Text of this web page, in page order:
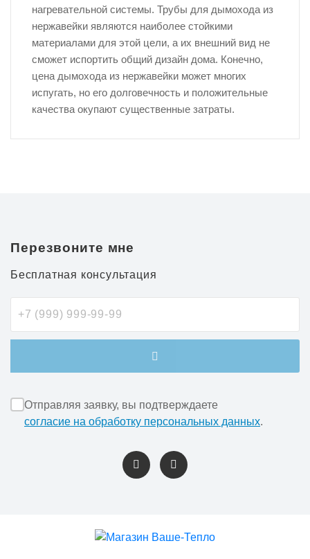
нагревательной системы. Трубы для дымохода из
нержавейки являются наиболее стойкими
материалами для этой цели, а их внешний вид не
сможет испортить общий дизайн дома. Конечно,
цена дымохода из нержавейки может многих
испугать, но его долговечность и положительные
качества окупают существенные затраты.
Перезвоните мне
Бесплатная консультация
Отправляя заявку, вы подтверждаете
согласие на обработку персональных данных.